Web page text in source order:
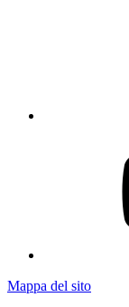
Mappa del sito